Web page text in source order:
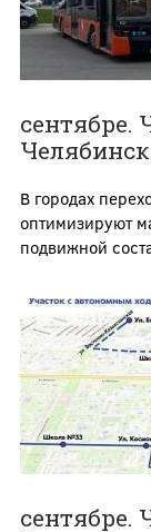
сентябре.
В городах
оптимизируют
подвижной
сентябре.